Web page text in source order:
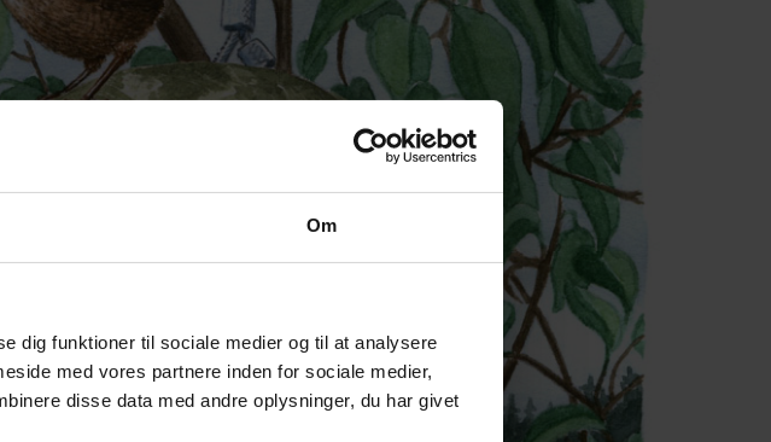
Om
dig funktioner til sociale medier og til at analysere
med vores partnere inden for sociale medier,
disse data med andre oplysninger, du har givet